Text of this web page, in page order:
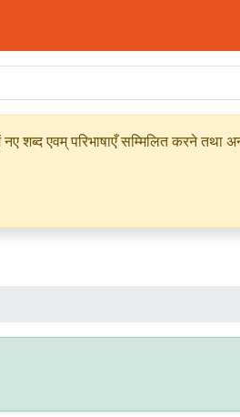
एवम् परिभाषाएँ सम्मिलित करने तथा